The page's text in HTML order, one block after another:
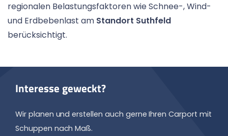
regionalen Belastungsfaktoren wie Schnee-, Wind-
und Erdbebenlast am Standort Suthfeld
berücksichtigt.
Interesse geweckt?
Wir planen und erstellen auch gerne Ihren Carport mit
Schuppen nach Maß.